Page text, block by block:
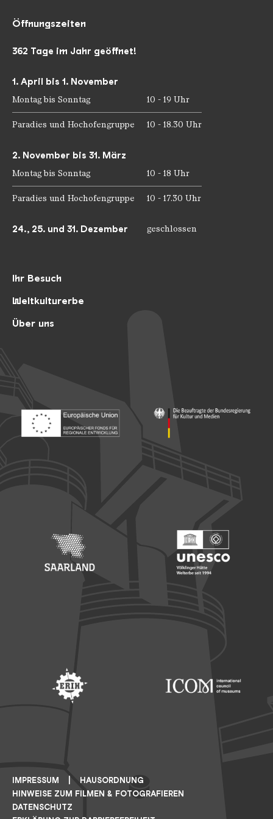
Ihr Besuch
Weltkulturerbe
Über uns
Öffnungszeiten
362 Tage im Jahr geöffnet!
1. April bis 1. November
Montag bis Sonntag 10 - 19 Uhr
Paradies und Hochofengruppe 10 - 18.30 Uhr
2. November bis 31. März
Montag bis Sonntag 10 - 18 Uhr
Paradies und Hochofengruppe 10 - 17.30 Uhr
24., 25. und 31. Dezember geschlossen
IMPRESSUM
HAUSORDNUNG
HINWEISE ZUM FILMEN & FOTOGRAFIEREN
DATENSCHUTZ